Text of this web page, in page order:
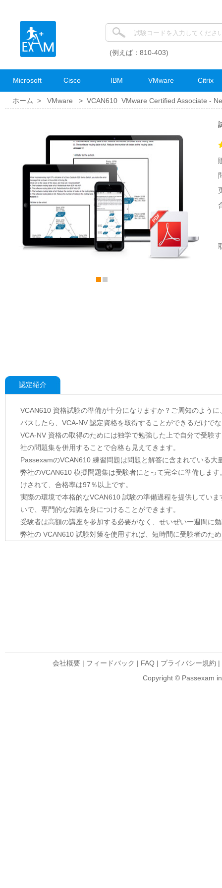
(例えば：810-403)
Microsoft Cisco IBM VMware Citrix
ホーム > VMware > VCAN610 VMware Certified Associate -
認定紹介
VCAN610 資格試験の準備が十分になりますか？ご周知のよう
パスしたら、VCA-NV 認定資格を取得することができるだけで
VCA-NV 資格の取得のためには独学で勉強した上で自分で受験
社の問題集を併用することで合格も見えてきます。
PassexamのVCAN610 練習問題は問題と解答に含まれている
弊社のVCAN610 模擬問題集は受験者にとって完全に準備しま
けされて、合格率は97％以上です。
実際の環境で本格的なVCAN610 試験の準備過程を提供してい
いで、専門的な知識を身につけることができます。
受験者は高額の講座を参加する必要がなく、せいぜい一週間に
弊社の VCAN610 試験対策を使用すれば、短時間に受験者のた
会社概要 | フィードバック | FAQ | プライバシー規約 |
Copyright © Passexam